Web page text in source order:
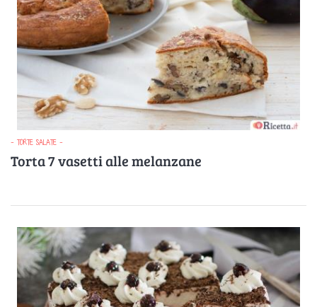
- TORTE SALATE -
Torta 7 vasetti alle melanzane